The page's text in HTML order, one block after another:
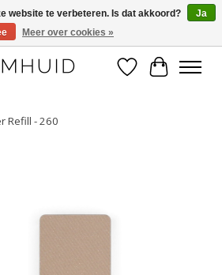
weg naar een mooie, gezonde huid.
Verlanglijst
Refill - 260
website te verbeteren. Is dat akkoord?
Ja
Meer over cookies »